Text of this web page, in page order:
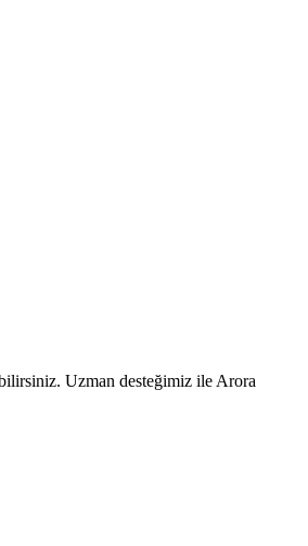
Uzman desteğimiz ile Arora